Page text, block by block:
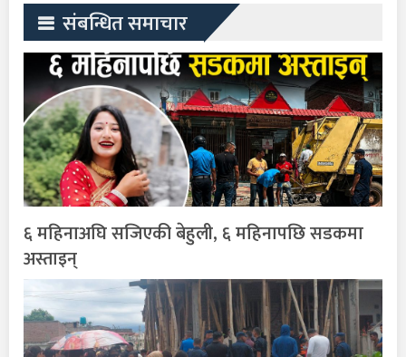
संबन्धित समाचार
६ महिनाअघि सजिएकी बेहुली, ६ महिनापछि सडकमा
अस्ताइन्